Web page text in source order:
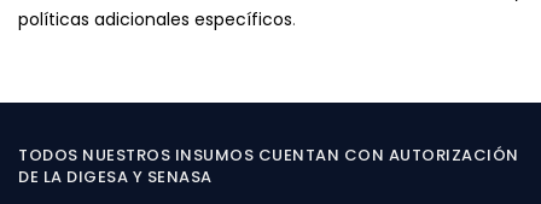
políticas adicionales específicos.
TODOS NUESTROS INSUMOS CUENTAN CON AUTORIZACIÓN
DE LA DIGESA Y SENASA